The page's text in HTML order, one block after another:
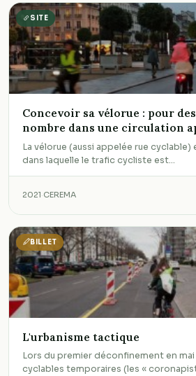
SITE
Concevoir sa vélorue : pour
nombre dans une circulation
La vélorue (aussi appelée rue
dans laquelle le trafic cycliste est…
2021·CEREMA
BILLET
L'urbanisme tactique
Lors du premier déconfinement en
cyclables temporaires (les «